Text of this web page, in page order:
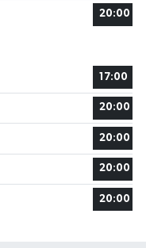
20:00
17:00
20:00
20:00
20:00
20:00